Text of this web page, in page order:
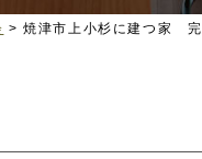
> 焼津市上小杉に建つ家 完